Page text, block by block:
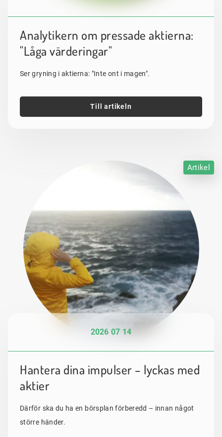
Analytikern om pressade aktierna:
"Låga värderingar"
Ser gryning i aktierna: "Inte ont i magen".
Till artikeln
Artikel
2026 07 14
Hantera dina impulser – lyckas med
aktier
Därför ska du ha en börsplan förberedd – innan något
större händer.